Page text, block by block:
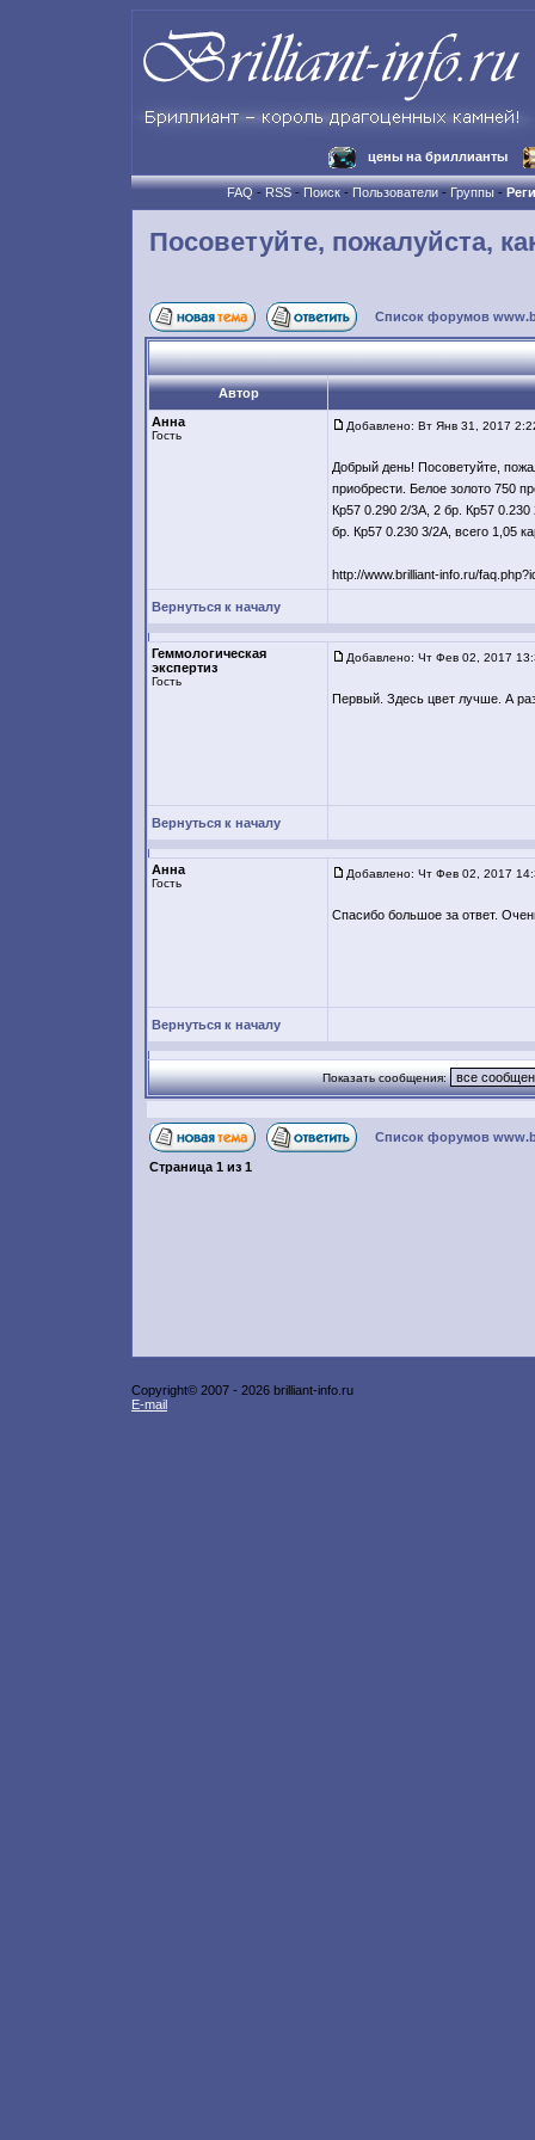
цены на бриллианты
FAQ-RSS-Поиск-Пользователи-Группы-
Посоветуйте, пожалуйста,
Список форумов
Автор
Анна
Гость
Добавлено: Вт Янв 31, 2017
Добрый день! Посоветуйте,
приобрести. Белое золото 750
Кр57 0.290 2/3А, 2 бр. Кр57
бр. Кр57 0.230 3/2А, всего 1,05
http://www.brilliant-info.ru/
Вернуться к началу
Геммологическая
экспертиз
Гость
Добавлено: Чт Фев 02, 2017
Первый. Здесь цвет лучше. А
Вернуться к началу
Анна
Гость
Добавлено: Чт Фев 02, 2017
Спасибо большое за ответ.
Вернуться к началу
Показать сообщения:
Список форумов
Страница 1 из 1
Copyright© 2007 - 2026 brilliant-info.ru
E-mail